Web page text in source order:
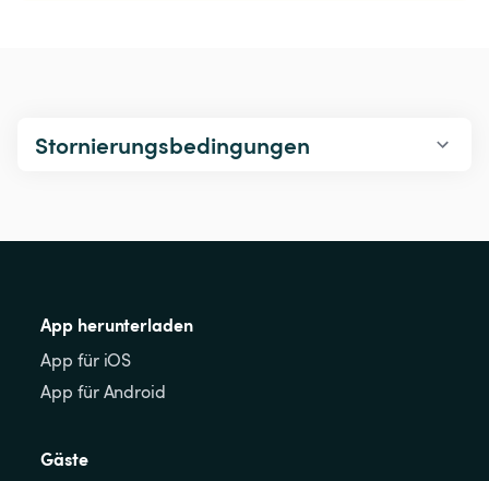
Stornierungsbedingungen
App herunterladen
App für iOS
App für Android
Gäste